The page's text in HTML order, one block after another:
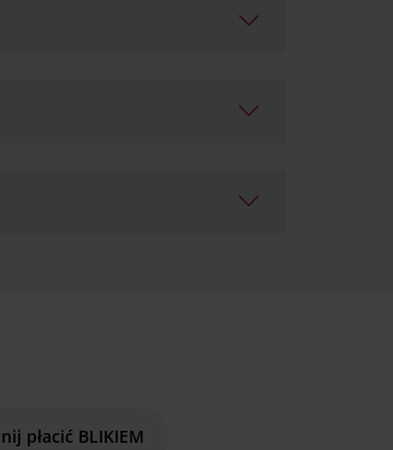
płacić BLIKIEM